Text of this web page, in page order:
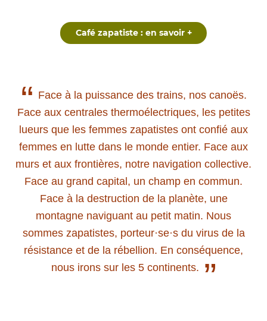
Café zapatiste : en savoir +
“ Face à la puissance des trains, nos canoës.
Face aux centrales thermoélectriques, les petites
lueurs que les femmes zapatistes ont confié aux
femmes en lutte dans le monde entier. Face aux
murs et aux frontières, notre navigation collective.
Face au grand capital, un champ en commun.
Face à la destruction de la planète, une
montagne naviguant au petit matin. Nous
sommes zapatistes, porteur·se·s du virus de la
résistance et de la rébellion. En conséquence,
nous irons sur les 5 continents. ”